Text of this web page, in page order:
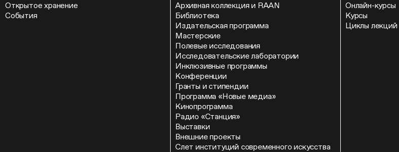
Открытое хранение
События
Архивная коллекция и RAAN
Библиотека
Издательская программа
Мастерские
Полевые исследования
Исследовательские лаборатории
Инклюзивные программы
Конференции
Гранты и стипендии
Программа «Новые медиа»
Кинопрограмма
Радио «Станция»
Выставки
Внешние проекты
Слет институций современного искусства
Онлайн-курсы
Курсы
Циклы лекций